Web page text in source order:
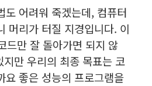
도 어려워 죽겠는데, 컴퓨터
머리가 터질 지경입니다. 이
드만 잘 돌아가면 되지 않
만 우리의 최종 목표는 코
요 좋은 성능의 프로그램을